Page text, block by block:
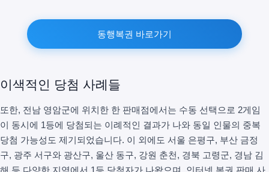
동행복권 바로가기
이색적인 당첨 사례들
또한, 전남 영암군에 위치한 한 판매점에서는 수동 선택으로 2게임
이 동시에 1등에 당첨되는 이례적인 결과가 나와 동일 인물의 중복
당첨 가능성도 제기되었습니다. 이 외에도 서울 은평구, 부산 금정
구, 광주 서구와 광산구, 울산 동구, 강원 춘천, 경북 고령군, 경남 김
해 등 다양한 지역에서 1등 당첨자가 나왔으며, 인터넷 복권 판매 사